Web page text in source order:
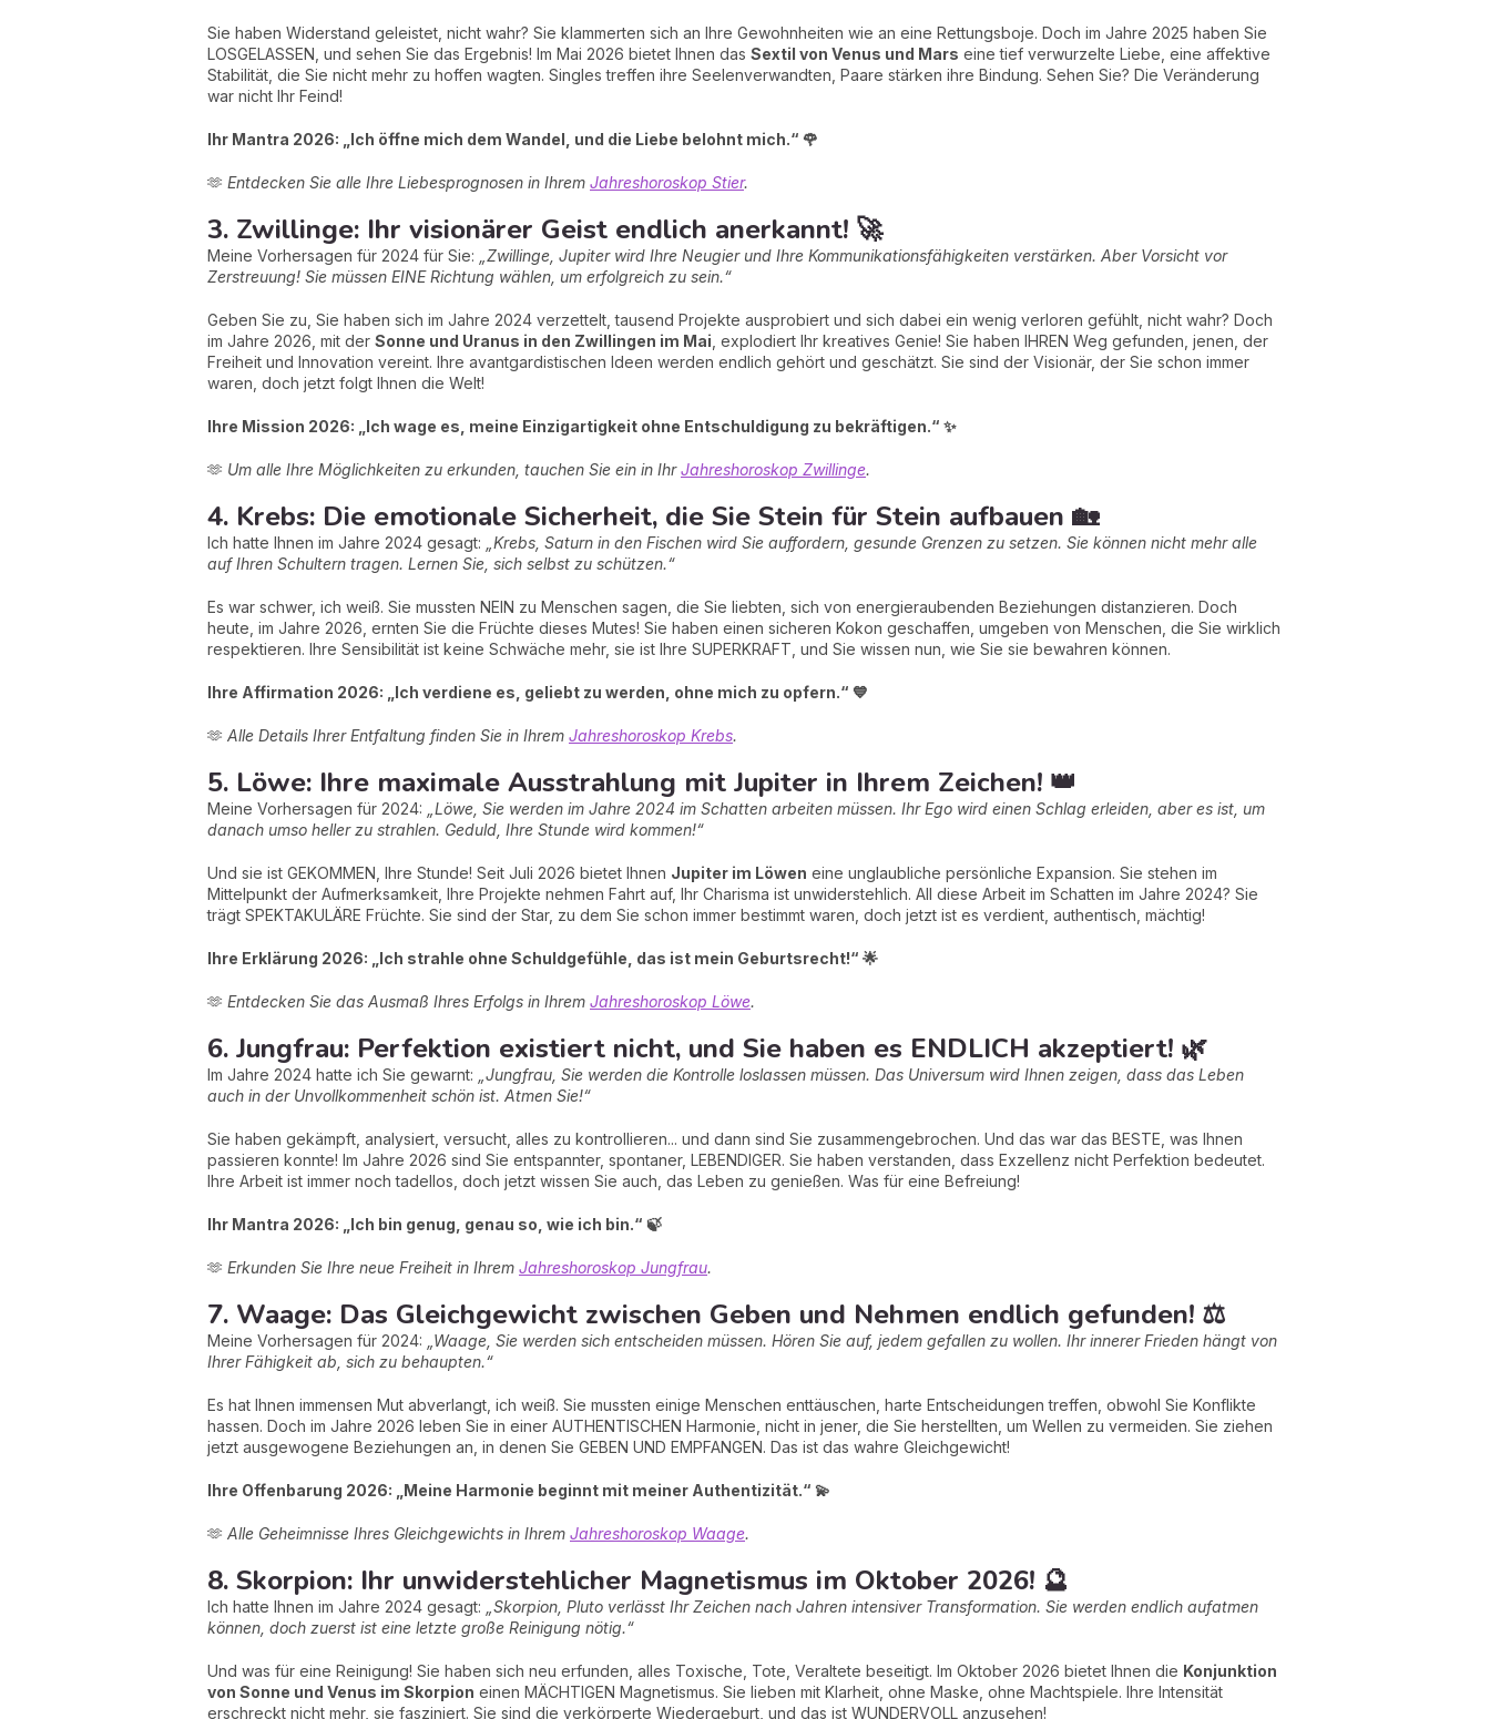
Sie haben Widerstand geleistet, nicht wahr? Sie klammerten sich an Ihre Gewohnheiten wie an eine Rettungsboje. Doch im Jahre 2025 haben Sie
LOSGELASSEN, und sehen Sie das Ergebnis! Im Mai 2026 bietet Ihnen das Sextil von Venus und Mars eine tief verwurzelte Liebe, eine affektive
Stabilität, die Sie nicht mehr zu hoffen wagten. Singles treffen ihre Seelenverwandten, Paare stärken ihre Bindung. Sehen Sie? Die Veränderung
war nicht Ihr Feind!
Ihr Mantra 2026: „Ich öffne mich dem Wandel, und die Liebe belohnt mich.“ 🌹
🫶 Entdecken Sie alle Ihre Liebesprognosen in Ihrem Jahreshoroskop Stier.
3. Zwillinge: Ihr visionärer Geist endlich anerkannt! 🚀
Meine Vorhersagen für 2024 für Sie:
„Zwillinge, Jupiter wird Ihre Neugier und Ihre Kommunikationsfähigkeiten verstärken. Aber Vorsicht vor
Zerstreuung! Sie müssen EINE Richtung wählen, um erfolgreich zu sein.“
Geben Sie zu, Sie haben sich im Jahre 2024 verzettelt, tausend Projekte ausprobiert und sich dabei ein wenig verloren gefühlt, nicht wahr? Doch
im Jahre 2026, mit der Sonne und Uranus in den Zwillingen im Mai , explodiert Ihr kreatives Genie! Sie haben IHREN Weg gefunden, jenen, der
Freiheit und Innovation vereint. Ihre avantgardistischen Ideen werden endlich gehört und geschätzt. Sie sind der Visionär, der Sie schon immer
waren, doch jetzt folgt Ihnen die Welt!
Ihre Mission 2026: „Ich wage es, meine Einzigartigkeit ohne Entschuldigung zu bekräftigen.“ ✨
🫶 Um alle Ihre Möglichkeiten zu erkunden, tauchen Sie ein in IhrJahreshoroskop Zwillinge.
4. Krebs: Die emotionale Sicherheit, die Sie Stein für Stein aufbauen 🏡
Ich hatte Ihnen im Jahre 2024 gesagt:
„Krebs, Saturn in den Fischen wird Sie auffordern, gesunde Grenzen zu setzen. Sie können nicht mehr alle
auf Ihren Schultern tragen. Lernen Sie, sich selbst zu schützen.“
Es war schwer, ich weiß. Sie mussten NEIN zu Menschen sagen, die Sie liebten, sich von energieraubenden Beziehungen distanzieren. Doch
heute, im Jahre 2026, ernten Sie die Früchte dieses Mutes! Sie haben einen sicheren Kokon geschaffen, umgeben von Menschen, die Sie wirklich
respektieren. Ihre Sensibilität ist keine Schwäche mehr, sie ist Ihre SUPERKRAFT, und Sie wissen nun, wie Sie sie bewahren können.
Ihre Affirmation 2026: „Ich verdiene es, geliebt zu werden, ohne mich zu opfern.“ 💙
🫶 Alle Details Ihrer Entfaltung finden Sie in Ihrem Jahreshoroskop Krebs.
5. Löwe: Ihre maximale Ausstrahlung mit Jupiter in Ihrem Zeichen! 👑
Meine Vorhersagen für 2024:
„Löwe, Sie werden im Jahre 2024 im Schatten arbeiten müssen. Ihr Ego wird einen Schlag erleiden, aber es ist, um
danach umso heller zu strahlen. Geduld, Ihre Stunde wird kommen!“
Und sie ist GEKOMMEN, Ihre Stunde! Seit Juli 2026 bietet Ihnen Jupiter im Löwen eine unglaubliche persönliche Expansion. Sie stehen im
Mittelpunkt der Aufmerksamkeit, Ihre Projekte nehmen Fahrt auf, Ihr Charisma ist unwiderstehlich. All diese Arbeit im Schatten im Jahre 2024? Sie
trägt SPEKTAKULÄRE Früchte. Sie sind der Star, zu dem Sie schon immer bestimmt waren, doch jetzt ist es verdient, authentisch, mächtig!
Ihre Erklärung 2026: „Ich strahle ohne Schuldgefühle, das ist mein Geburtsrecht!“ 🌟
🫶 Entdecken Sie das Ausmaß Ihres Erfolgs in Ihrem Jahreshoroskop Löwe.
6. Jungfrau: Perfektion existiert nicht, und Sie haben es ENDLICH akzeptiert! 🌿
Im Jahre 2024 hatte ich Sie gewarnt:
„Jungfrau, Sie werden die Kontrolle loslassen müssen. Das Universum wird Ihnen zeigen, dass das Leben
auch in der Unvollkommenheit schön ist. Atmen Sie!“
Sie haben gekämpft, analysiert, versucht, alles zu kontrollieren... und dann sind Sie zusammengebrochen. Und das war das BESTE, was Ihnen
passieren konnte! Im Jahre 2026 sind Sie entspannter, spontaner, LEBENDIGER. Sie haben verstanden, dass Exzellenz nicht Perfektion bedeutet.
Ihre Arbeit ist immer noch tadellos, doch jetzt wissen Sie auch, das Leben zu genießen. Was für eine Befreiung!
Ihr Mantra 2026: „Ich bin genug, genau so, wie ich bin.“ 🍃
🫶 Erkunden Sie Ihre neue Freiheit in Ihrem Jahreshoroskop Jungfrau.
7. Waage: Das Gleichgewicht zwischen Geben und Nehmen endlich gefunden! ⚖️
Meine Vorhersagen für 2024:
„Waage, Sie werden sich entscheiden müssen. Hören Sie auf, jedem gefallen zu wollen. Ihr innerer Frieden hängt von
Ihrer Fähigkeit ab, sich zu behaupten.“
Es hat Ihnen immensen Mut abverlangt, ich weiß. Sie mussten einige Menschen enttäuschen, harte Entscheidungen treffen, obwohl Sie Konflikte
hassen. Doch im Jahre 2026 leben Sie in einer AUTHENTISCHEN Harmonie, nicht in jener, die Sie herstellten, um Wellen zu vermeiden. Sie ziehen
jetzt ausgewogene Beziehungen an, in denen Sie GEBEN UND EMPFANGEN. Das ist das wahre Gleichgewicht!
Ihre Offenbarung 2026: „Meine Harmonie beginnt mit meiner Authentizität.“ 💫
🫶 Alle Geheimnisse Ihres Gleichgewichts in Ihrem Jahreshoroskop Waage.
8. Skorpion: Ihr unwiderstehlicher Magnetismus im Oktober 2026! 🔮
Ich hatte Ihnen im Jahre 2024 gesagt:
„Skorpion, Pluto verlässt Ihr Zeichen nach Jahren intensiver Transformation. Sie werden endlich aufatmen
können, doch zuerst ist eine letzte große Reinigung nötig.“
Und was für eine Reinigung! Sie haben sich neu erfunden, alles Toxische, Tote, Veraltete beseitigt. Im Oktober 2026 bietet Ihnen die Konjunktion
von Sonne und Venus im Skorpion einen MÄCHTIGEN Magnetismus. Sie lieben mit Klarheit, ohne Maske, ohne Machtspiele. Ihre Intensität
erschreckt nicht mehr, sie fasziniert. Sie sind die verkörperte Wiedergeburt, und das ist WUNDERVOLL anzusehen!